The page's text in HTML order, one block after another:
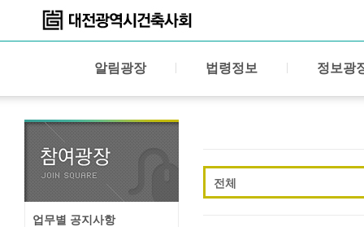
알림광장 법령정보 정보광
업무별 공지사항
전체